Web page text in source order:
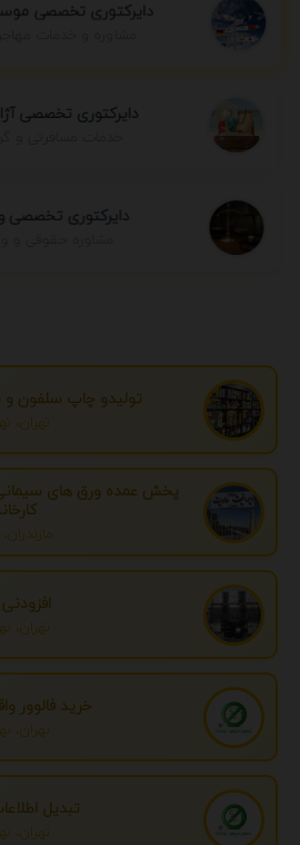
دایرکتوری تخصصی
مشاوره و خدمات
دایرکتوری تخصصی
دایرکتوری تخصصی
تولیدو چاپ سلفون و
تهران،
پخش عمده ورق های
افزودنی EP
تهران،
خرید فالوور
تهران،
تبدیل
تهران،